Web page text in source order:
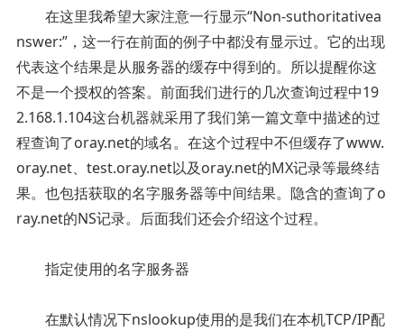
在这里我希望大家注意一行显示“Non-suthoritativea
nswer:”，这一行在前面的例子中都没有显示过。它的出现
代表这个结果是从服务器的缓存中得到的。所以提醒你这
不是一个授权的答案。前面我们进行的几次查询过程中19
2.168.1.104这台机器就采用了我们第一篇文章中描述的过
程查询了oray.net的域名。在这个过程中不但缓存了www.
oray.net、test.oray.net以及oray.net的MX记录等最终结
果。也包括获取的名字服务器等中间结果。隐含的查询了o
ray.net的NS记录。后面我们还会介绍这个过程。
指定使用的名字服务器
在默认情况下nslookup使用的是我们在本机TCP/IP配